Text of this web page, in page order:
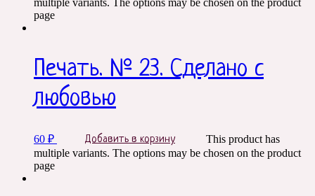
multiple variants. The options may be chosen on the product
page
Печать. № 23. Сделано с
любовью
60 ₽ Добавить в корзину
This product has
multiple variants. The options may be chosen on the product
page